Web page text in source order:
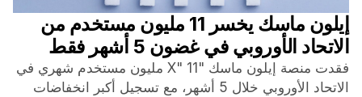
إيلون ماسك يخسر 11 مليون مستخدم من
الاتحاد الأوروبي في غضون 5 أشهر فقط
فقدت منصة إيلون ماسك "X" 11 مليون مستخدم شهري في
الاتحاد الأوروبي خلال 5 أشهر، مع تسجيل أكبر انخفاضات